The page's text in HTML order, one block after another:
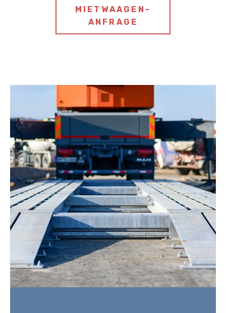
MIETWAAGEN-
ANFRAGE